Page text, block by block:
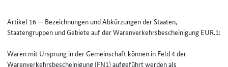
Artikel 16 — Bezeichnungen und Abkürzungen der Staaten,
Staatengruppen und Gebiete auf der Warenverkehrsbescheinigung EUR.1:
Waren mit Ursprung in der Gemeinschaft können in Feld 4 der
Warenverkehrsbescheinigung (FN1) aufgeführt werden als